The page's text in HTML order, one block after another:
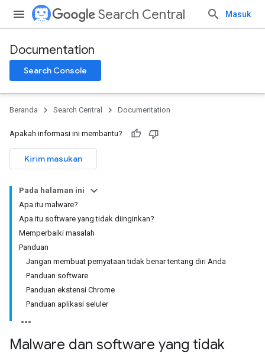
Search Central Masuk
Documentation
Search Console
Beranda Search Central Documentation
Apakah informasi ini membantu?
Kirim masukan
Pada halaman ini
Apa itu malware?
Apa itu software yang tidak diinginkan?
Memperbaiki masalah
Panduan
Jangan membuat pernyataan tidak benar tentang diri Anda
Panduan software
Panduan ekstensi Chrome
Panduan aplikasi seluler
Malware dan software yang tidak